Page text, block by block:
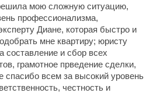
мою сложную ситуацию,
профессионализма,
Диане, которая быстро и
мне квартиру; юристу
и сбор всех
грамотное прведение сделки,
спасибо всем за высокий уровень
честность и